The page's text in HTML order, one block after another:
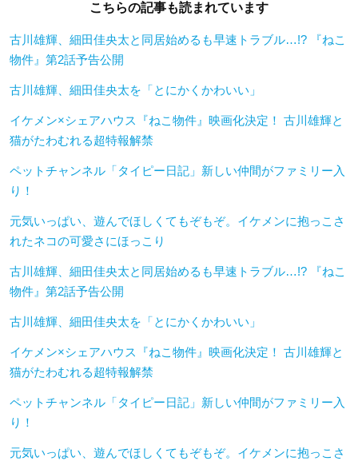
こちらの記事も読まれています
古川雄輝、細田佳央太と同居始めるも早速トラブル…!? 『ねこ
物件』第2話予告公開
古川雄輝、細田佳央太を「とにかくかわいい」
イケメン×シェアハウス『ねこ物件』映画化決定！ 古川雄輝と
猫がたわむれる超特報解禁
ペットチャンネル「タイピー日記」新しい仲間がファミリー入
り！
元気いっぱい、遊んでほしくてもぞもぞ。イケメンに抱っこさ
れたネコの可愛さにほっこり
古川雄輝、細田佳央太と同居始めるも早速トラブル…!? 『ねこ
物件』第2話予告公開
古川雄輝、細田佳央太を「とにかくかわいい」
イケメン×シェアハウス『ねこ物件』映画化決定！ 古川雄輝と
猫がたわむれる超特報解禁
ペットチャンネル「タイピー日記」新しい仲間がファミリー入
り！
元気いっぱい、遊んでほしくてもぞもぞ。イケメンに抱っこさ